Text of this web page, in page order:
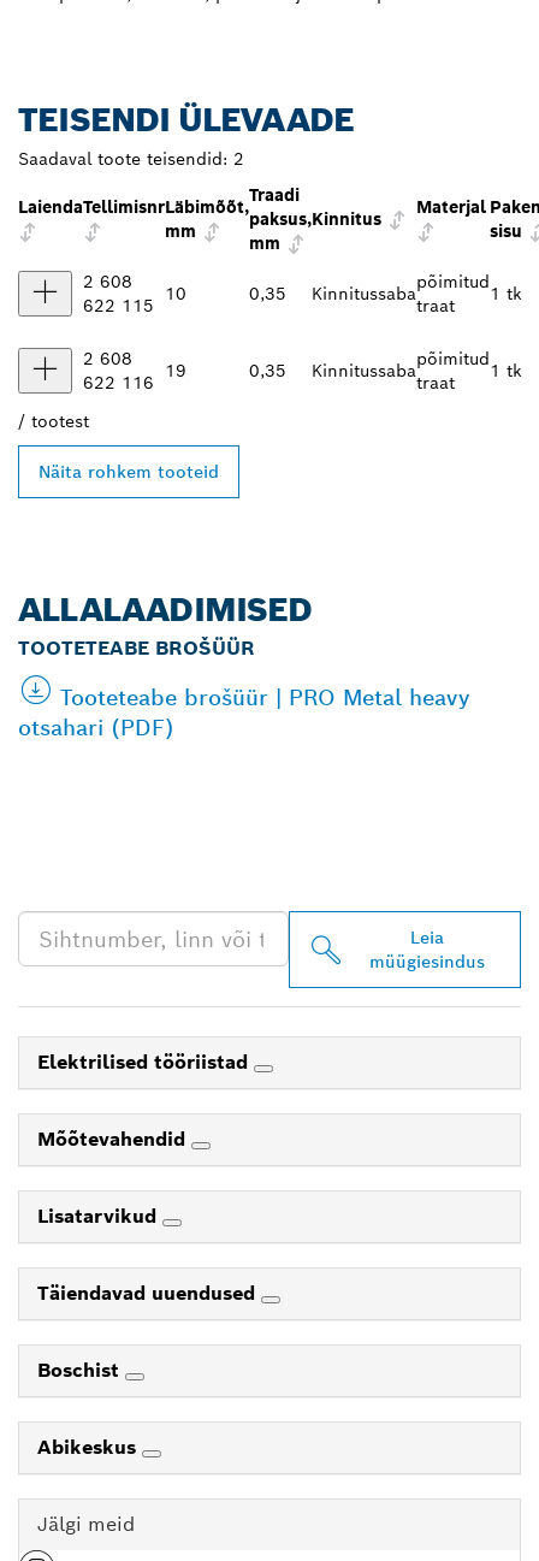
TEISENDI ÜLEVAADE
Saadaval toote teisendid: 2
LaiendaTellimisnrLäbimõõt,
mm
Traadi
paksus,
mm
Kinnitus
Materjal
sisu
2 608
622 115
10 0,35 Kinnitussaba
põimitud
traat
1 tk
2 608
622 116
19 0,35 Kinnitussaba
põimitud
traat
1 tk
/ tootest
Näita rohkem tooteid
ALLALAADIMISED
TOOTETEABE BROŠÜÜR
Tooteteabe brošüür | PRO Metal heavy
otsahari (PDF)
Leia
müügiesindus
Elektrilised tööriistad
Mõõtevahendid
Lisatarvikud
Täiendavad uuendused
Boschist
Abikeskus
Jälgi meid